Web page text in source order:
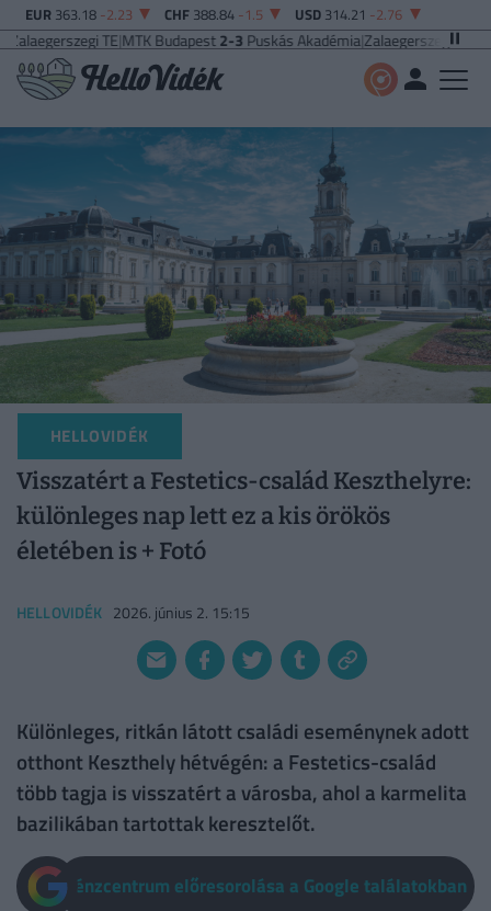
EUR 363.18 -2.23 CHF 388.84 -1.5 USD 314.21 -2.76
TE|MTK Budapest2-3Puskás Akadémia|Zalaegerszegi TE5-2Paksi FC
HELLOVIDÉK
Visszatért a Festetics-család Keszthelyre:
különleges nap lett ez a kis örökös
életében is + Fotó
HELLOVIDÉK 2026. június 2. 15:15
Különleges, ritkán látott családi eseménynek adott
otthont Keszthely hétvégén: a Festetics-család
több tagja is visszatért a városba, ahol a karmelita
bazilikában tartottak keresztelőt.
Pénzcentrum előresorolása a Google találatokban